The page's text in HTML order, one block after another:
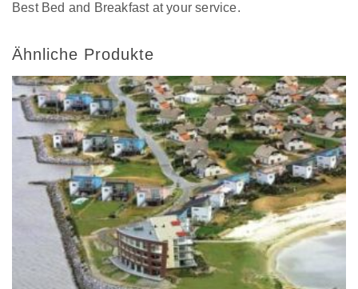
Best Bed and Breakfast at your service.
Ähnliche Produkte